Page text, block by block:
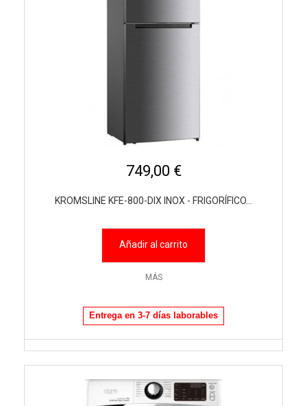
749,00 €
KROMSLINE KFE-800-DIX INOX - FRIGORÍFICO...
Añadir al carrito
MÁS
Entrega en 3-7 días laborables